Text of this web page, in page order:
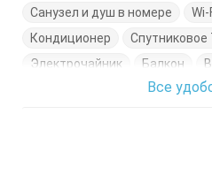
Санузел и душ в номере
Wi-
Кондиционер
Спутниковое
Электрочайник
Балкон
Журнальный столик
Комод
Все